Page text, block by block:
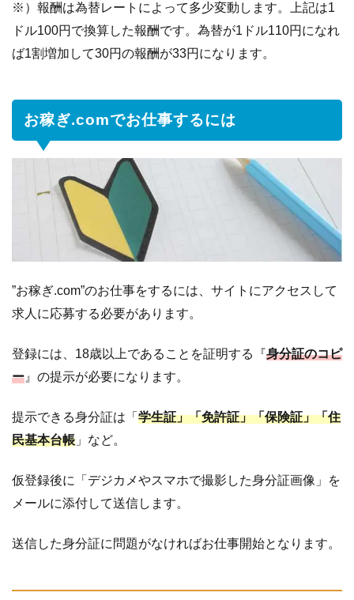
※）報酬は為替レートによって多少変動します。上記は1
ドル100円で換算した報酬です。為替が1ドル110円になれ
ば1割増加して30円の報酬が33円になります。
お稼ぎ.comでお仕事するには
”お稼ぎ.com”のお仕事をするには、サイトにアクセスして
求人に応募する必要があります。
登録には、18歳以上であることを証明する『身分証のコピ
ー 』の提示が必要になります。
提示できる身分証は「 学生証」「免許証」「保険証」「住
民基本台帳 」など。
仮登録後に「デジカメやスマホで撮影した身分証画像」を
メールに添付して送信します。
送信した身分証に問題がなければお仕事開始となります。